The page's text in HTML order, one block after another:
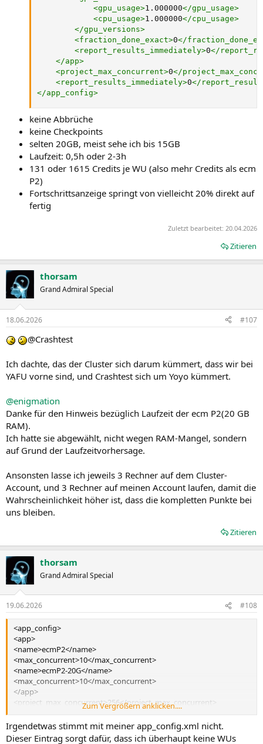
<gpu_usage>1.000000</gpu_usage>
<cpu_usage>1.000000</cpu_usage>
</gpu_versions>
<fraction_done_exact>0</
<report_results_immediately>0</
</app>
<project_max_concurrent>0</
<report_results_immediately>0</
</app_config>
keine Abbrüche
keine Checkpoints
selten 20GB, meist sehe ich bis 15GB
Laufzeit: 0,5h oder 2-3h
131 oder 1615 Credits je WU (also mehr Credits als ecm
P2)
Fortschrittsanzeige springt von vielleicht 20% direkt auf
fertig
Zuletzt bearbeitet: 20.04.2026
Zitieren
thorsam
Grand Admiral Special
18.06.2026 #107
@Crashtest
Ich dachte, das der Cluster sich darum kümmert, dass wir bei
YAFU vorne sind, und Crashtest sich um Yoyo kümmert.
@enigmation
Danke für den Hinweis bezüglich Laufzeit der ecm P2(20 GB
RAM).
Ich hatte sie abgewählt, nicht wegen RAM-Mangel, sondern
auf Grund der Laufzeitvorhersage.
Ansonsten lasse ich jeweils 3 Rechner auf dem Cluster-
Account, und 3 Rechner auf meinen Account laufen, damit die
Wahrscheinlichkeit höher ist, dass die kompletten Punkte bei
uns bleiben.
Zitieren
thorsam
Grand Admiral Special
19.06.2026 #108
<app_config>
<app>
<name>ecmP2</name>
<max_concurrent>10</max_concurrent>
<name>ecmP2-20G</name>
<max_concurrent>10</max_concurrent>
</app>
<project_max_concurrent>256</project_max_concurrent>
<report_results_immediately>0</report_results_immediately>
</app_config>
Zum Vergrößern anklicken....
Irgendetwas stimmt mit meiner app_config.xml nicht.
Dieser Eintrag sorgt dafür, dass ich überhaupt keine WUs